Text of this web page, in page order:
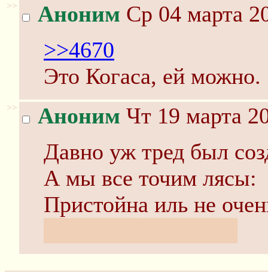
>> Аноним Ср 04 марта
>>4670
Это Когаса, ей можно.
>> Аноним Чт 19 марта
Давно уж тред был
А мы все точим лясы:
Пристойна иль не